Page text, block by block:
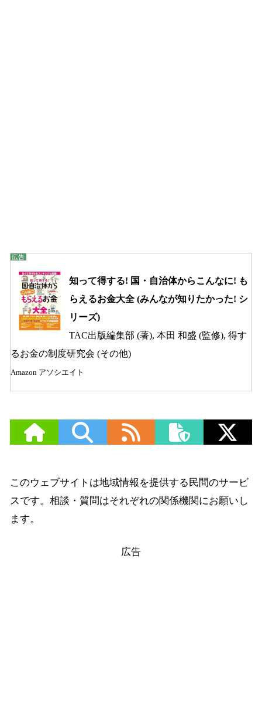
知って得する! 国・自治体からこんなに! も
らえるお金大全 (みんなが知りたかった! シ
リーズ)
TAC出版編集部 (著), 本田 和盛 (監修), 得す
るお金の制度研究会 (その他)
Amazon アソシエイト